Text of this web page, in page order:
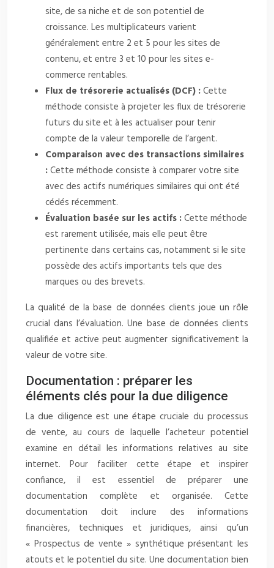
site, de sa niche et de son potentiel de
croissance. Les multiplicateurs varient
généralement entre 2 et 5 pour les sites de
contenu, et entre 3 et 10 pour les sites e-
commerce rentables.
Flux de trésorerie actualisés (DCF) :Cette
méthode consiste à projeter les flux de trésorerie
futurs du site et à les actualiser pour tenir
compte de la valeur temporelle de l’argent.
Comparaison avec des transactions similaires
:Cette méthode consiste à comparer votre site
avec des actifs numériques similaires qui ont été
cédés récemment.
Évaluation basée sur les actifs :Cette méthode
est rarement utilisée, mais elle peut être
pertinente dans certains cas, notamment si le site
possède des actifs importants tels que des
marques ou des brevets.
La qualité de la base de données clients joue un rôle
crucial dans l’évaluation. Une base de données clients
qualifiée et active peut augmenter significativement la
valeur de votre site.
Documentation : préparer les
éléments clés pour la due diligence
La due diligence est une étape cruciale du processus
de vente, au cours de laquelle l’acheteur potentiel
examine en détail les informations relatives au site
internet. Pour faciliter cette étape et inspirer
confiance, il est essentiel de préparer une
documentation complète et organisée. Cette
documentation doit inclure des informations
financières, techniques et juridiques, ainsi qu’un
« Prospectus de vente » synthétique présentant les
atouts et le potentiel du site. Une documentation bien